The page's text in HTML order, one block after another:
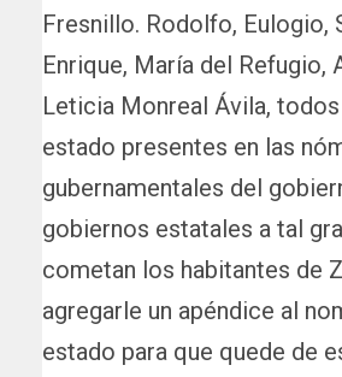
Fresnillo. Rodolfo, Eulogio,
Enrique, María del Refugio,
Leticia Monreal Ávila, todos
estado presentes en las
gubernamentales del
gobiernos estatales a tal
cometan los habitantes de
agregarle un apéndice al
estado para que quede de